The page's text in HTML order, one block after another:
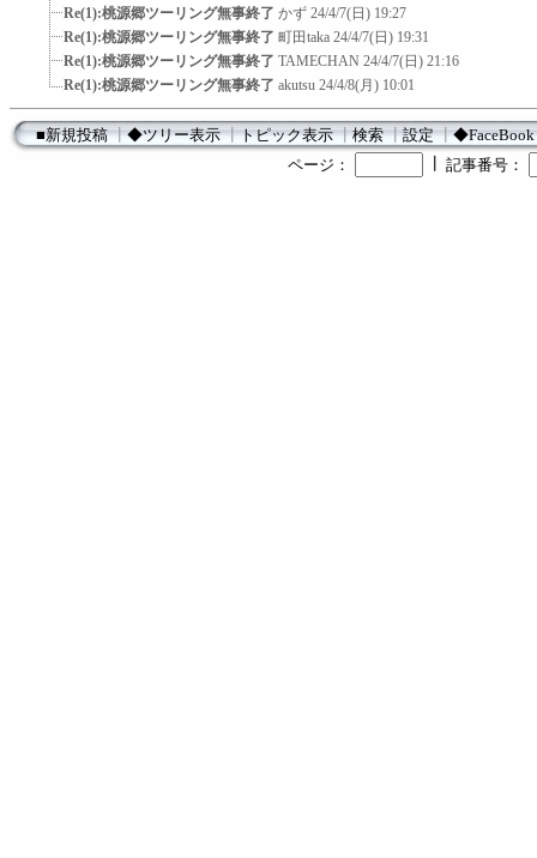
Re(1):桃源郷ツーリング無事終了 かず 24/4/7(日) 19:27
Re(1):桃源郷ツーリング無事終了 町田taka 24/4/7(日) 19:31
Re(1):桃源郷ツーリング無事終了 TAMECHAN 24/4/7(日) 21:16
Re(1):桃源郷ツーリング無事終了 akutsu 24/4/8(月) 10:01
■新規投稿┃◆ツリー表示┃トピック表示┃検索┃設定┃◆FaceBook
ページ：
記事番号：